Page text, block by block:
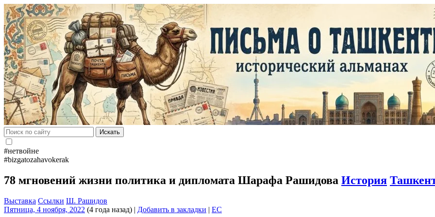
Искать
#нетвойне
#bizgatozahavokerak
78 мгновений жизни политика и дипломата Шарафа Рашидова История
Выставка Ссылки Ш. Рашидов
Пятница, 4 ноября, 2022 (4 года назад) | Добавить в закладки | EC